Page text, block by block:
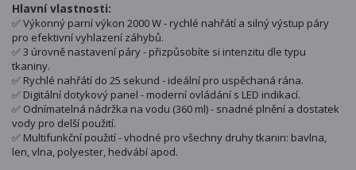
Hlavní vlastnosti:
✅ Výkonný parní výkon 2000 W - rychlé nahřátí a silný výstup páry
pro efektivní vyhlazení záhybů.
✅ 3 úrovně nastavení páry - přizpůsobíte si intenzitu dle typu
tkaniny.
✅ Rychlé nahřátí do 25 sekund - ideální pro uspěchaná rána.
✅ Digitální dotykový panel - moderní ovládání s LED indikací.
✅ Odnímatelná nádržka na vodu (360 ml) - snadné plnění a dostatek
vody pro delší použití.
✅ Multifunkční použití - vhodné pro všechny druhy tkanin: bavlna,
len, vlna, polyester, hedvábí apod.